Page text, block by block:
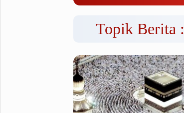
Kuliner
Pemilu
Partai Politik
Pilpres
Topik Berita :